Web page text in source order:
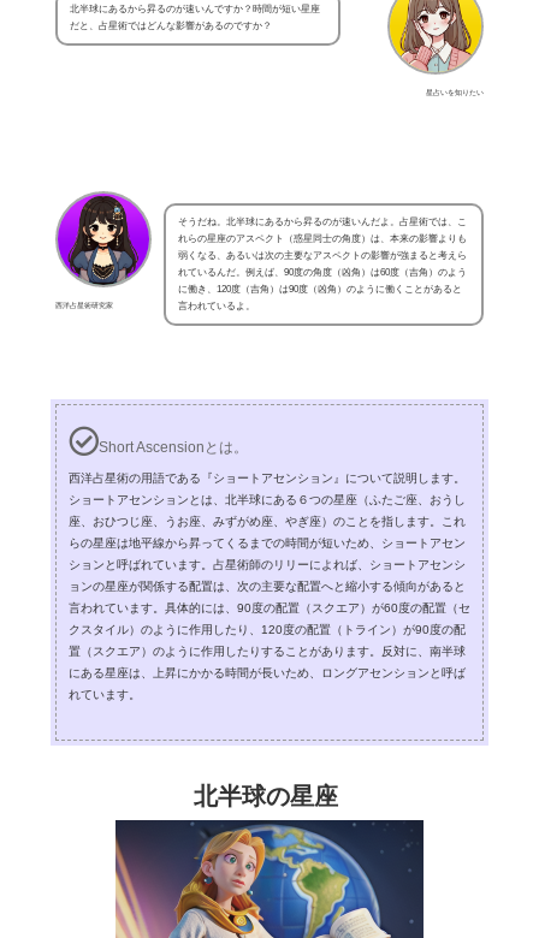
星占いを知りたい
北半球にあるから昇るのが速いんですか？時間が短い星座
だと、占星術ではどんな影響があるのですか？
西洋占星術研究家
そうだね。北半球にあるから昇るのが速いんだよ。占星術では、こ
れらの星座のアスペクト（惑星同士の角度）は、本来の影響よりも
弱くなる、あるいは次の主要なアスペクトの影響が強まると考えら
れているんだ。例えば、90度の角度（凶角）は60度（吉角）のよう
に働き、120度（吉角）は90度（凶角）のように働くことがあると
言われているよ。
Short Ascensionとは。
西洋占星術の用語である『ショートアセンション』について説明します。
ショートアセンションとは、北半球にある６つの星座（ふたご座、おうし
座、おひつじ座、うお座、みずがめ座、やぎ座）のことを指します。これ
らの星座は地平線から昇ってくるまでの時間が短いため、ショートアセン
ションと呼ばれています。占星術師のリリーによれば、ショートアセンシ
ョンの星座が関係する配置は、次の主要な配置へと縮小する傾向があると
言われています。具体的には、90度の配置（スクエア）が60度の配置（セ
クスタイル）のように作用したり、120度の配置（トライン）が90度の配
置（スクエア）のように作用したりすることがあります。反対に、南半球
にある星座は、上昇にかかる時間が長いため、ロングアセンションと呼ば
れています。
北半球の星座